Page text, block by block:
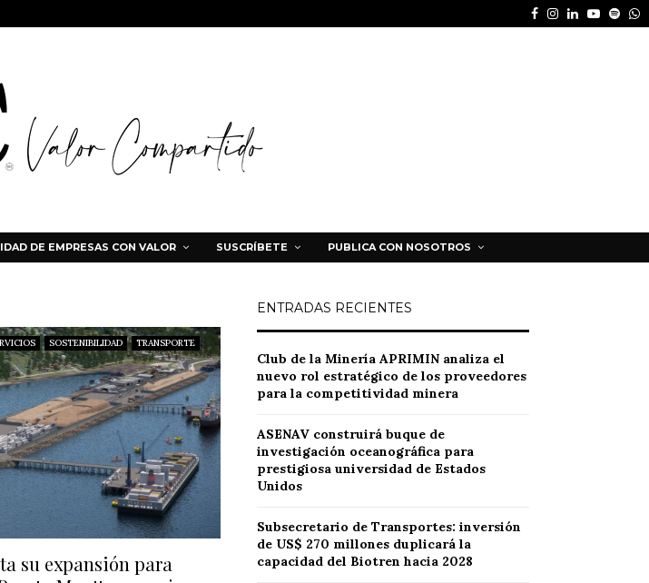
Facebook
Instagram
LinkedinYoutube
DE EMPRESAS CON VALOR SUSCRÍBETE PUBLICA CON NOSOTROS
SOSTENIBILIDAD TRANSPORTE
su expansión para
ENTRADAS RECIENTES
Club de la Minería APRIMIN analiza el
nuevo rol estratégico de los proveedores
para la competitividad minera
ASENAV construirá buque de
investigación oceanográfica para
prestigiosa universidad de Estados
Unidos
Subsecretario de Transportes: inversión
de US$ 270 millones duplicará la
capacidad del Biotren hacia 2028